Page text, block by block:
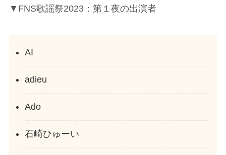
▼FNS歌謡祭2023：第１夜の出演者
AI
adieu
Ado
石崎ひゅーい